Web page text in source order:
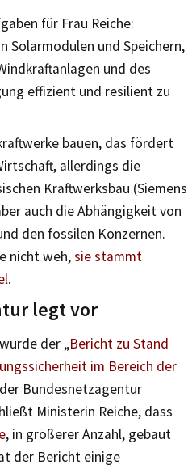
für Frau Reiche:
Solarmodulen und Speichern,
und des
effizient und resilient zu
bauen, das fördert
allerdings die
Kraftwerksbau (Siemens
auch die Abhängigkeit von
den fossilen Konzernen.
nicht weh,sie stammt
.
legt vor
der „Bericht zu Stand
im Bereich der
Bundesnetzagentur
Ministerin Reiche, dass
, in größerer Anzahl, gebaut
der Bericht einige